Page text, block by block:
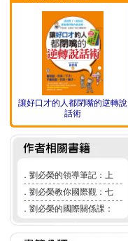
讓好口才的人都閉嘴的逆轉說
話術
． 劉必榮的領導筆記：上
． 劉必榮教你國際觀：七
． 劉必榮的國際關係課：